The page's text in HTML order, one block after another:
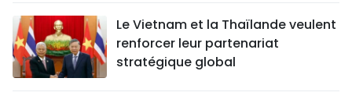
Le Vietnam et la Thaïlande veulent
renforcer leur partenariat
stratégique global